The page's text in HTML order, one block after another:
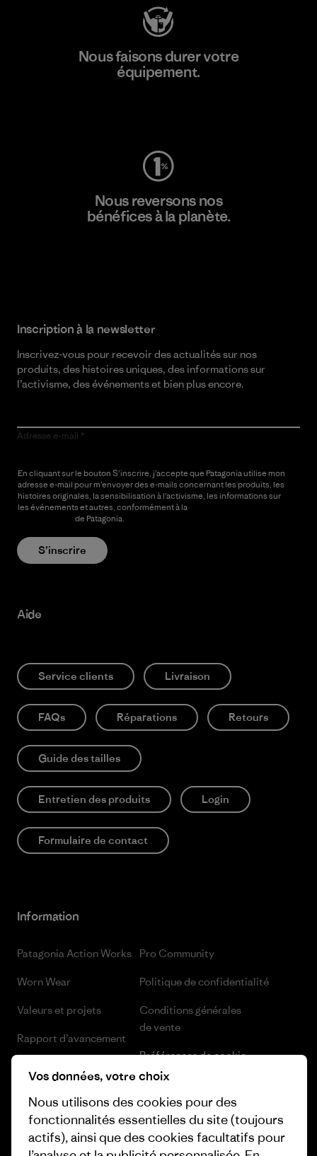
Nous faisons durer votre
équipement.
Nous reversons nos
bénéfices à la planète.
Inscription à la newsletter
Inscrivez-vous pour recevoir des actualités sur nos
produits, des histoires uniques, des informations sur
l’activisme, des événements et bien plus encore.
Adresse e-mail
En cliquant sur le bouton S’inscrire, j’accepte que Patagonia utilise mon
adresse e-mail pour m’envoyer des e-mails concernant les produits, les
histoires originales, la sensibilisation à l’activisme, les informations sur
les événements et autres, conformément à la
de Patagonia.
S’inscrire
Aide
Service clients Livraison
FAQs Réparations Retours
Guide des tailles
Entretien des produits Login
Formulaire de contact
Information
Patagonia Action Works
Worn Wear
Valeurs et projets
Rapport d’avancement
Objectifs climatiques
1% For The Planet
Comment nous
Pro Community
Politique de confidentialité
Conditions générales
de vente
Préférences de cookie
Carrières
Presse et media
Industry program
Vos données, votre choix
Nous utilisons des cookies pour des
fonctionnalités essentielles du site (toujours
actifs), ainsi que des cookies facultatifs pour